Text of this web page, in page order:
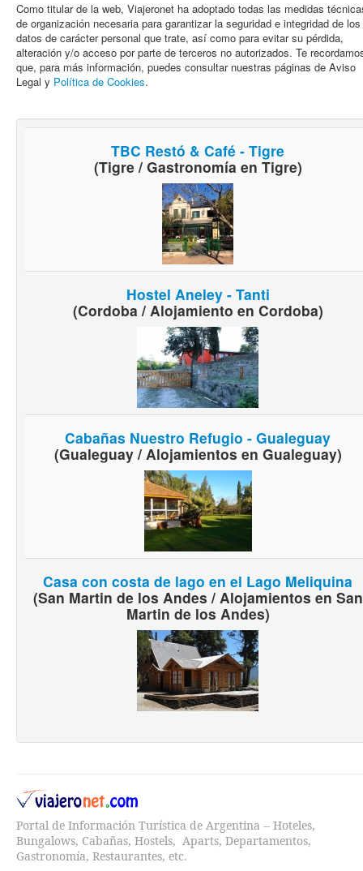
Como titular de la web, Viajeronet ha adoptado todas las medidas
de organización necesaria para garantizar la seguridad e integridad de los
datos de carácter personal que trate, así como para evitar su pérdida,
alteración y/o acceso por parte de terceros no autorizados. Te
que, para más información, puedes consultar nuestras páginas de Aviso
Legal y Política de Cookies.
TBC Restó & Café - Tigre
(Tigre / Gastronomía en Tigre)
Hostel Aneley - Tanti
(Cordoba / Alojamiento en Cordoba)
Cabañas Nuestro Refugio - Gualeguay
(Gualeguay / Alojamientos en Gualeguay)
Casa con costa de lago en el Lago Meliquina
(San Martin de los Andes / Alojamientos en San
Martin de los Andes)
Portal de Información Turística de Argentina -- Hoteles,
Bungalows, Cabañas, Hostels, Aparts, Departamentos,
Gastronomía, Restaurantes, etc.